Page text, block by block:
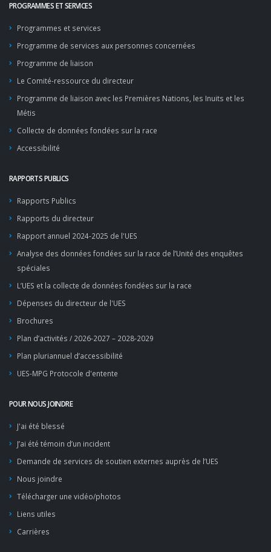
PROGRAMMES ET SERVICES
Programmes et services
Programme de services aux personnes concernées
Programme de liaison
Le Comité-ressource du directeur
Programme de liaison avec les Premières Nations, les Inuits et les
Métis
Collecte de données fondées sur la race
Accessibilité
RAPPORTS PUBLICS
Rapports Publics
Rapports du directeur
Rapport annuel 2024-2025 de l'UES
Analyse des données fondées sur la race de l’Unité des enquêtes
spéciales
L’UES et la collecte de données fondées sur la race
Dépenses du directeur de l'UES
Brochures
Plan d’activités / 2026-2027 – 2028-2029
Plan pluriannuel d’accessibilité
UES-MPG Protocole d'entente
POUR NOUS JOINDRE
J'ai été blessé
J’ai été témoin d’un incident
Demande de services de soutien externes auprès de l’UES
Nous joindre
Télécharger une vidéo/photos
Liens utiles
Carrières